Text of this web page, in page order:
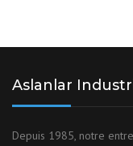
Aslanlar
Depuis 1985, notre